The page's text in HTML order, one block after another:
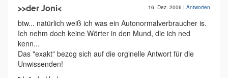
>>der Joni< 16. Dez. 2006 | Antworten
btw... natürlich weiß ich was ein Autonormalverbraucher is.
Ich nehm doch keine Wörter in den Mund, die ich ned
kenn...
Das "exakt" bezog sich auf die orginelle Antwort für die
Unwissenden!